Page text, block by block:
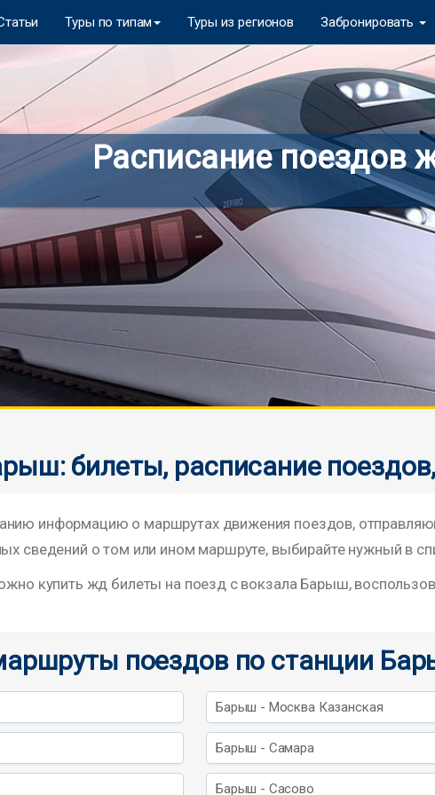
Туры по типам Туры из регионов Забронировать
Расписание поездов
билеты, расписание
информацию о маршрутах движения поездов,
сведений о том или ином маршруте, выбирайте нужный в
купить жд билеты на поезд с вокзала Барыш,
поездов по станции
Барыш - Москва Казанская
Барыш - Самара
Барыш - Сасово